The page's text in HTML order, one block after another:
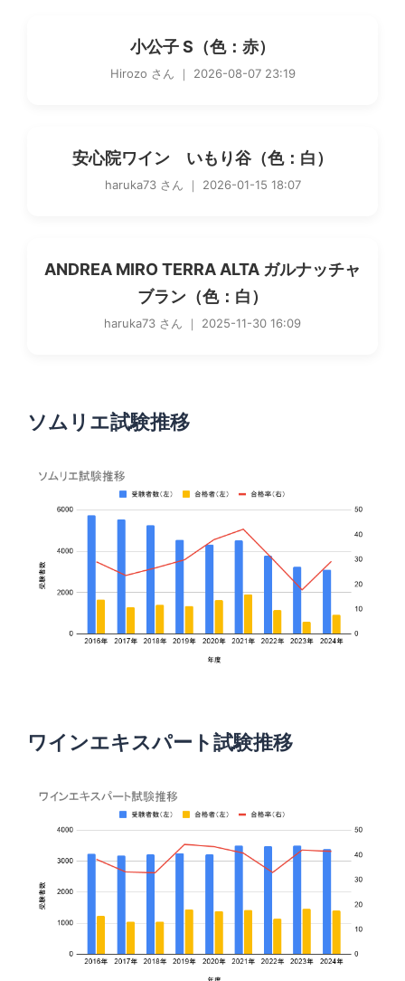
小公子 S（色：赤）
Hirozo さん ｜ 2026-08-07 23:19
安心院ワイン いもり谷（色：白）
haruka73 さん ｜ 2026-01-15 18:07
ANDREA MIRO TERRA ALTA ガルナッチャ
ブラン（色：白）
haruka73 さん ｜ 2025-11-30 16:09
ソムリエ試験推移
ワインエキスパート試験推移